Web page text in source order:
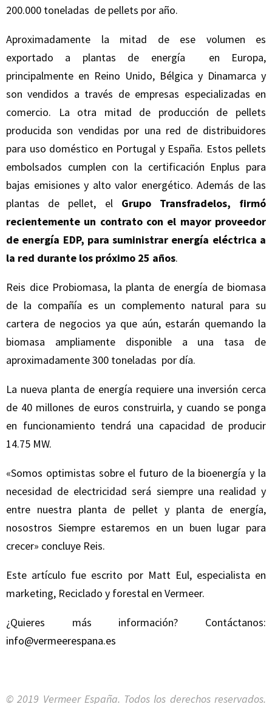
200.000 toneladas de pellets por año.
Aproximadamente la mitad de ese volumen es
exportado a plantas de energía en Europa,
principalmente en Reino Unido, Bélgica y Dinamarca y
son vendidos a través de empresas especializadas en
comercio. La otra mitad de producción de pellets
producida son vendidas por una red de distribuidores
para uso doméstico en Portugal y España. Estos pellets
embolsados cumplen con la certificación Enplus para
bajas emisiones y alto valor energético. Además de las
plantas de pellet, el Grupo Transfradelos, firmó
recientemente un contrato con el mayor proveedor
de energía EDP, para suministrar energía eléctrica a
la red durante los próximo 25 años.
Reis dice Probiomasa, la planta de energía de biomasa
de la compañía es un complemento natural para su
cartera de negocios ya que aún, estarán quemando la
biomasa ampliamente disponible a una tasa de
aproximadamente 300 toneladas por día.
La nueva planta de energía requiere una inversión cerca
de 40 millones de euros construirla, y cuando se ponga
en funcionamiento tendrá una capacidad de producir
14.75 MW.
«Somos optimistas sobre el futuro de la bioenergía y la
necesidad de electricidad será siempre una realidad y
entre nuestra planta de pellet y planta de energía,
nosostros Siempre estaremos en un buen lugar para
crecer» concluye Reis.
Este artículo fue escrito por Matt Eul, especialista en
marketing, Reciclado y forestal en Vermeer.
¿Quieres más información? Contáctanos:
info@vermeerespana.es
© 2019 Vermeer España. Todos los derechos reservados.